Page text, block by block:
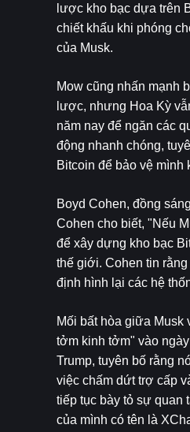
lược kho bạc dựa trên
chiết khấu khi phóng
của Musk.
Mow cũng nhấn mạnh
lược, nhưng Hoa Kỳ
năm nay để ngăn các
động nhanh chóng,
Bitcoin để bảo vệ mình
Boyd Cohen, đồng
Cohen cho biết, "Nếu
để xây dựng kho bạc
thế giới. Cohen tin
định hình lại các hệ
Mối bất hòa giữa Musk
tởm kinh tởm" vào
Trump, tuyên bố rằng
việc chấm dứt trợ cấp
tiếp tục bày tỏ sự quan
của mình có tên là